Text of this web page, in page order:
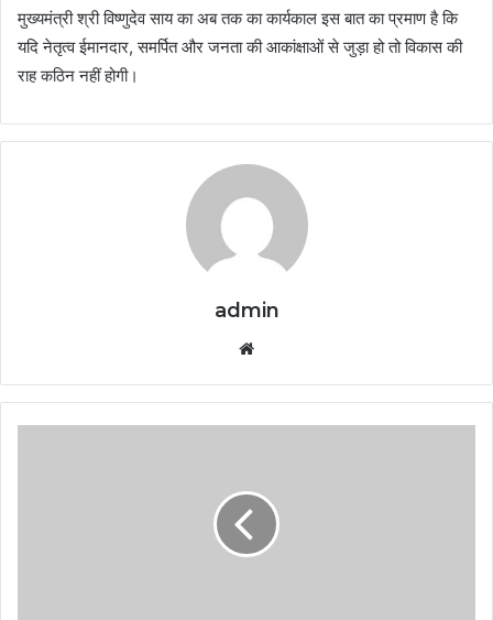
मुख्यमंत्री श्री विष्णुदेव साय का अब तक का कार्यकाल इस बात का प्रमाण है कि
यदि नेतृत्व ईमानदार, समर्पित और जनता की आकांक्षाओं से जुड़ा हो तो विकास की
राह कठिन नहीं होगी।
admin